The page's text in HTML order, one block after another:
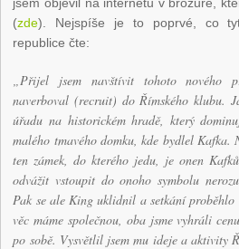
(zde). Nejspíše je to poprvé, co
republice čte:
„Přijel jsem navštívit tohoto nového
naverboval (recruit) do Římského klubu.
úřadu na historickém hradě, který
malého tmavého domku, kde bydlel Kafka.
ten zámek, do kterého jedu, je onen
odvážit vstoupit do onoho symbolu
Pak se ale King uklidnil a setkání
věc máme společnou, oba jsme vyhráli
po sobě. Vysvětlil jsem mu ideje a aktivity